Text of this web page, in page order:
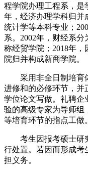
程学院办理工程系，是
年，经济办理学科归并
统计学等本科专业；
系。2002年，财经系
称经贸学院；2018年
院归并构成新商学院。
采用非全日制培育体
进修和的必修环节，并
学位论文写做。礼聘企
验的高级专家为导师组
等培育环节的指点工做
考生因报考硕士研究
行处置。若因而形成考
担义务。